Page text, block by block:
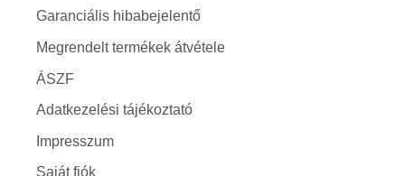
Garanciális hibabejelentő
Megrendelt termékek átvétele
ÁSZF
Adatkezelési tájékoztató
Impresszum
Saját fiók